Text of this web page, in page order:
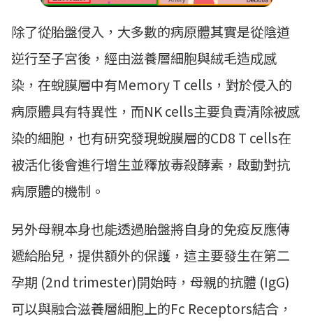
除了從胎盤侵入，大多數的病原體其實是從陰道
逆行至子宮後，經由滋養層細胞與絨毛造成感
染，在蛻膜層中有Memory T cells，對於侵入的
病原體具有特異性，而NK cells主要負責清除被感
染的細胞，也有研究發現蛻膜層的CD8 T cells在
被活化後會進行增生並釋放毒殺酵素，啟動對抗
病原體的機制。
另外母親本身也能透過胎盤將自身的免疫反應傳
遞給胎兒，提供額外的保護，這主要發生在第二
孕期 (2nd trimester)開始時，母親的抗體 (IgG)
可以與融合滋養層細胞上的Fc Receptors結合，